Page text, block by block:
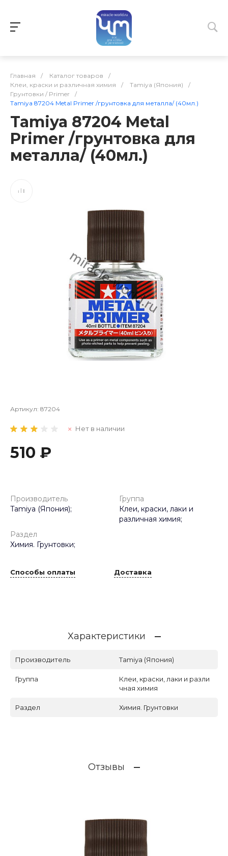
Главная / Каталог товаров
/
Клеи, краски и различная химия
/ Tamiya (Япония)
/
Грунтовки / Primer
/
Tamiya 87204 Metal Primer /грунтовка для металла/ (40мл.)
Tamiya 87204 Metal
Primer /грунтовка для
металла/ (40мл.)
Артикул: 87204
Нет в наличии
510 ₽
Производитель
Tamiya (Япония);
Группа
Клеи, краски, лаки и
различная химия;
Раздел
Химия. Грунтовки;
Способы оплаты Доставка
Характеристики
Производитель Tamiya (Япония)
Группа
Клеи, краски, лаки и разли
чная химия
Раздел Химия. Грунтовки
Отзывы